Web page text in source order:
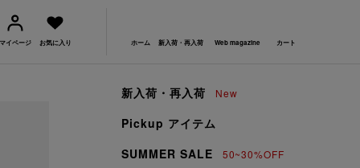
マイページ お気に入り ホーム 新入荷・再入荷 Web magazine カート
新入荷・再入荷 New
Pickup アイテム
SUMMER SALE
50~30%OFF